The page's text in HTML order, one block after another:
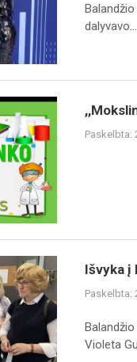
dalyvavo...
Paskelbta:
Išvyka į
Paskelbta:
Violeta